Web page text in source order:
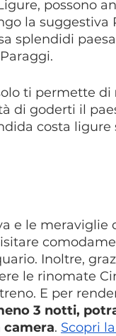
possono
la suggestiva
splendidi
ti permette di
di goderti il
costa ligure
e le meraviglie
Inoltre,
le rinomate
E per
3 notti,
camera. Scopri la